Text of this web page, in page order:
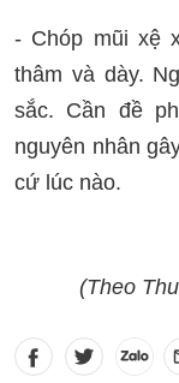
- Chóp mũi xệ
thâm và dày.
sắc. Cần đề
nguyên nhân
cứ lúc nào.
(Theo